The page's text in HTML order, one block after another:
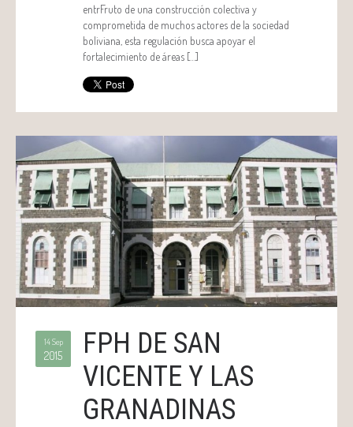
entrFruto de una construcción colectiva y
comprometida de muchos actores de la sociedad
boliviana, esta regulación busca apoyar el
fortalecimiento de áreas […]
14 Sep
2015
FPH DE SAN
VICENTE Y LAS
GRANADINAS